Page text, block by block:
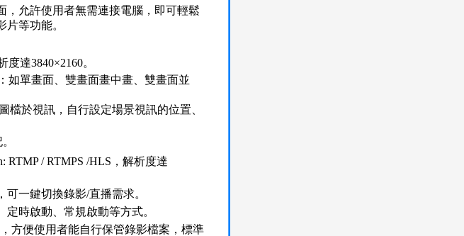
，允許使用者無需連接電腦，即可輕鬆
等功能。
達3840×2160。
如單畫面、雙畫面畫中畫、雙畫面並
檔於視訊，自行設定場景視訊的位置、
RTMP / RTMPS /HLS，解析度達
一鍵切換錄影/直播需求。
時啟動、常規啟動等方式。
方便使用者能自行保管錄影檔案，標準